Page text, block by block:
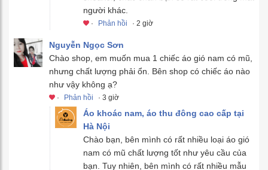
người khác.
· Phản hồi · 2 giờ
Nguyễn Ngọc Sơn
Chào shop, em muốn mua 1 chiếc áo gió nam có mũ,
nhưng chất lượng phải ổn. Bên shop có chiếc áo nào
như vậy không ạ?
· Phản hồi · 3 giờ
Áo khoác nam, áo thu đông cao cấp tại
Hà Nội
Chào bạn, bên mình có rất nhiều loại áo gió
nam có mũ chất lượng tốt như yêu cầu của
bạn. Tuy nhiên, bên mình có rất nhiều mẫu